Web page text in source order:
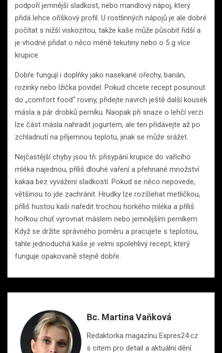
podpoří jemnější sladkost, nebo mandlový nápoj, který
přidá lehce oříškový profil. U rostlinných nápojů je ale dobré
počítat s nižší viskozitou, takže kaše může působit řidší a
je vhodné přidat o něco méně tekutiny nebo o 5 g více
krupice.
Dobře fungují i doplňky jako nasekané ořechy, banán,
rozinky nebo lžička povidel. Pokud chcete recept posunout
do „comfort food“ roviny, přidejte navrch ještě další kousek
másla a pár drobků perníku. Naopak při snaze o lehčí verzi
lze část másla nahradit jogurtem, ale ten přidávejte až po
zchladnutí na příjemnou teplotu, jinak se může srážet.
Nejčastější chyby jsou tři: přisypání krupice do vařícího
mléka najednou, příliš dlouhé vaření a přehnané množství
kakaa bez vyvážení sladkostí. Pokud se něco nepovede,
většinou to jde zachránit. Hrudky lze rozšlehat metličkou,
příliš hustou kaši naředit trochou horkého mléka a příliš
hořkou chuť vyrovnat máslem nebo jemnějším perníkem.
Když se držíte správného poměru a pracujete s teplotou,
tahle jednoduchá kaše je velmi spolehlivý recept, který
funguje opakovaně stejně dobře.
Bc. Martina Vaňková
Redaktorka magazínu Expres24.cz
s citem pro detail a aktuální dění.